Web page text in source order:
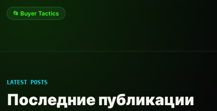
📂 Buyer Tactics
LATEST POSTS
Последние публикации